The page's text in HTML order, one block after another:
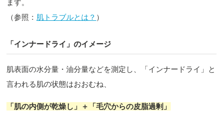
ます。
（参照： 肌トラブルとは？ ）
「インナードライ」のイメージ
肌表面の水分量・油分量などを測定し、「インナードライ」と
言われる肌の状態はおおむね、
「肌の内側が乾燥し」＋「毛穴からの皮脂過剰」